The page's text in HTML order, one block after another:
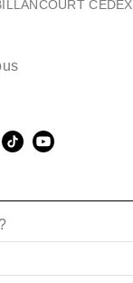
CEDEX